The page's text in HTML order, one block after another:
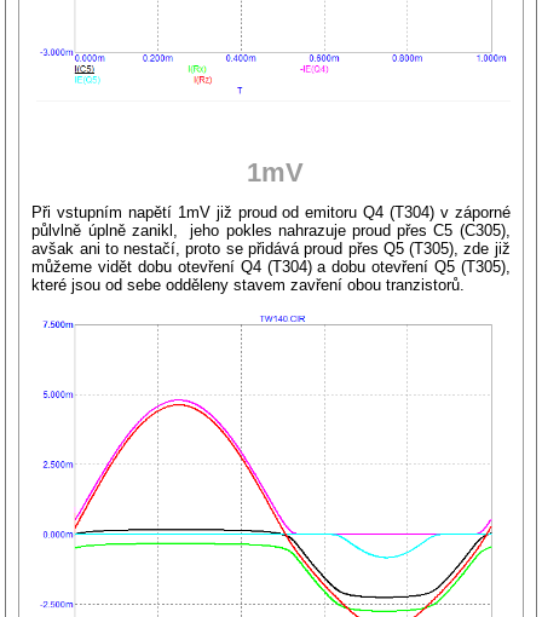
1mV
Při vstupním napětí 1mV již proud od emitoru Q4 (T304) v záporné
půlvlně úplně zanikl, jeho pokles nahrazuje proud přes C5 (C305),
avšak ani to nestačí, proto se přidává proud přes Q5 (T305), zde již
můžeme vidět dobu otevření Q4 (T304) a dobu otevření Q5 (T305),
které jsou od sebe odděleny stavem zavření obou tranzistorů.